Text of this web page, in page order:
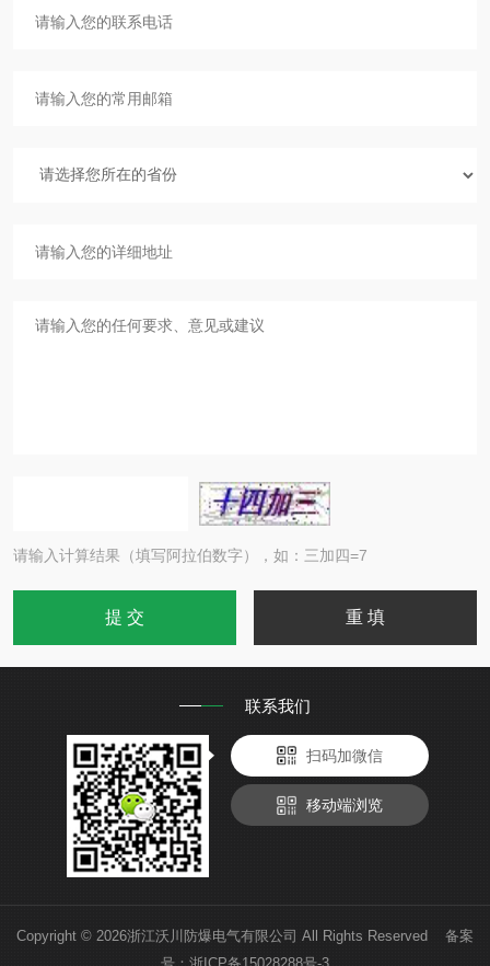
请输入计算结果（填写阿拉伯数字），如：三加四=7
联系我们
扫码加微信
移动端浏览
Copyright © 2026浙江沃川防爆电气有限公司 All Rights Reserved 备案